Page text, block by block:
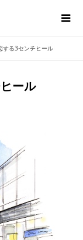
する3センチヒール
ール